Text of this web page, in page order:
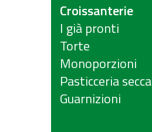
Croissanterie
I già pronti
Torte
Monoporzioni
Pasticceria secca
Guarnizioni